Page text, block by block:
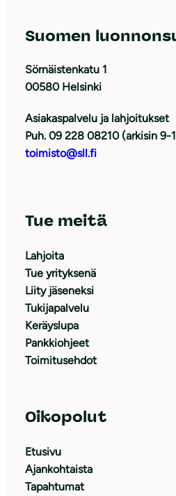
Suomen
Sörnäistenkatu 1
00580 Helsinki
Asiakaspalvelu ja lahjoitukset
Puh. 09 228 08210 (arkisin 9-
toimisto@sll.fi
Tue meitä
Lahjoita
Tue yrityksenä
Liity jäseneksi
Tukijapalvelu
Keräyslupa
Pankkiohjeet
Toimitusehdot
Oikopolut
Etusivu
Ajankohtaista
Tapahtumat